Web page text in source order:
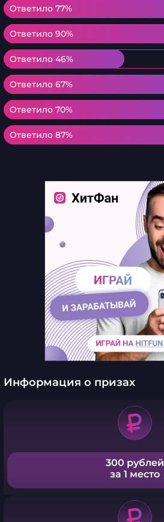
Ответило 77%
Ответило 77%
Ответило 90%
Ответило 90%
Ответило 46%
Ответило 46%
Ответило 67%
Ответило 67%
Ответило 70%
Ответило 70%
Ответило 87%
Ответило 87%
Информация о призах
300 рублей
за 1 место